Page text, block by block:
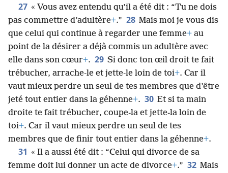
27 « Vous avez entendu qu’il a été dit : “Tu ne dois
pas commettre d’adultère+.” 28 Mais moi je vous dis
que celui qui continue à regarder une femme+ au
point de la désirer a déjà commis un adultère avec
elle dans son cœur+. 29 Si donc ton œil droit te fait
trébucher, arrache-le et jette-le loin de toi+. Car il
vaut mieux perdre un seul de tes membres que d’être
jeté tout entier dans la géhenne+. 30 Et si ta main
droite te fait trébucher, coupe-la et jette-la loin de
toi+. Car il vaut mieux perdre un seul de tes
membres que de finir tout entier dans la géhenne+.
31 « Il a aussi été dit : “Celui qui divorce de sa
femme doit lui donner un acte de divorce+.” 32 Mais